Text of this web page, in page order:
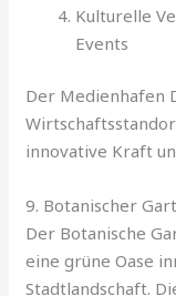
Kulturelle
Events
Der Medienhafen
innovative Kraft
9. Botanischer
Der Botanische
eine grüne Oase
Stadtlandschaft.